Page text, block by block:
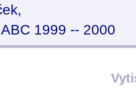
1999 -- 2000